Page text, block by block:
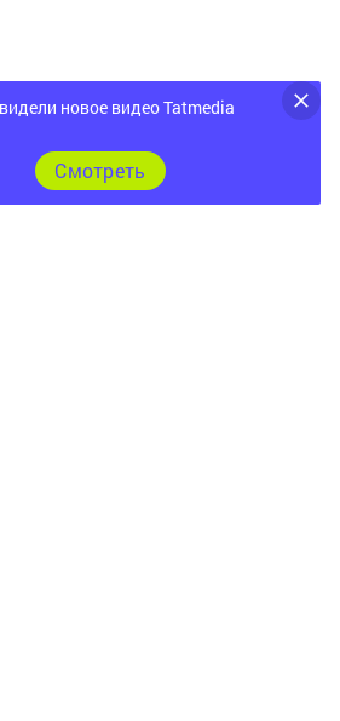
новое видео Tatmedia
Cмотреть